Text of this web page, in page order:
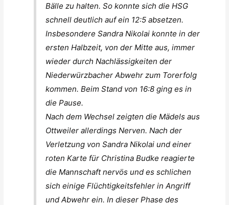
Bälle zu halten. So konnte sich die HSG
schnell deutlich auf ein 12:5 absetzen.
Insbesondere Sandra Nikolai konnte in der
ersten Halbzeit, von der Mitte aus, immer
wieder durch Nachlässigkeiten der
Niederwürzbacher Abwehr zum Torerfolg
kommen. Beim Stand von 16:8 ging es in
die Pause.
Nach dem Wechsel zeigten die Mädels aus
Ottweiler allerdings Nerven. Nach der
Verletzung von Sandra Nikolai und einer
roten Karte für Christina Budke reagierte
die Mannschaft nervös und es schlichen
sich einige Flüchtigkeitsfehler in Angriff
und Abwehr ein. In dieser Phase des